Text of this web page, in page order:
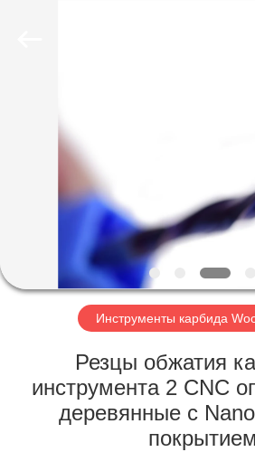
ПРОДУКТЫ
ПУТЕШЕСТВИЕ
ФАБРИКИ
ПРОВЕРКА
КАЧЕСТВА
Инструменты карбида
Резцы обжатия
инструмента 2 CNC
деревянные с
покрытием